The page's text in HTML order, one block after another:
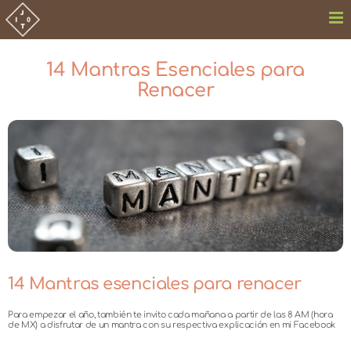
Saltar
al
contenido
14 Mantras Esenciales para
Renacer
Ver
más
grande
14 Mantras esenciales para renacer
Para empezar el año, también te invito cada mañana a partir de las 8 AM (hora
de MX) a disfrutar de un mantra con su respectiva explicación en mi Facebook